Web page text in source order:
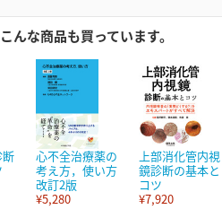
んな商品も買っています。
心不全治療薬の
考え方，使い方
改訂2版
¥5,280
上部消化管内視
鏡診断の基本と
コツ
¥7,920